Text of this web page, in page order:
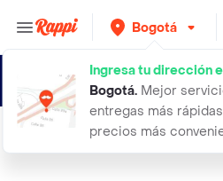
Bogotá
Ingresa tu dirección
Bogotá. Mejor
entregas más
precios más
1000 semillas organicas de